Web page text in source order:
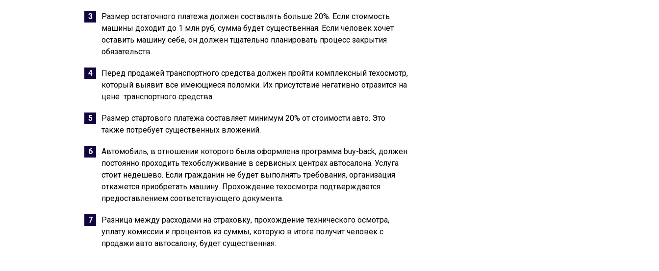
Размер остаточного платежа должен составлять больше 20%. Если стоимость
машины доходит до 1 млн руб, сумма будет существенная. Если человек хочет
оставить машину себе, он должен тщательно планировать процесс закрытия
обязательств.
Перед продажей транспортного средства должен пройти комплексный техосмотр,
который выявит все имеющиеся поломки. Их присутствие негативно отразится на
цене транспортного средства.
Размер стартового платежа составляет минимум 20% от стоимости авто. Это
также потребует существенных вложений.
Автомобиль, в отношении которого была оформлена программа buy-back, должен
постоянно проходить техобслуживание в сервисных центрах автосалона. Услуга
стоит недешево. Если гражданин не будет выполнять требования, организация
откажется приобретать машину. Прохождение техосмотра подтверждается
предоставлением соответствующего документа.
Разница между расходами на страховку, прохождение технического осмотра,
уплату комиссии и процентов из суммы, которую в итоге получит человек с
продажи авто автосалону, будет существенная.